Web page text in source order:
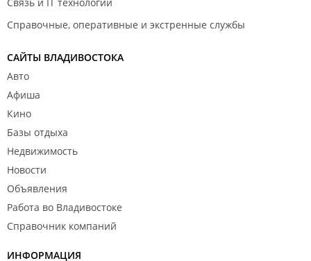
Справочные, оперативные и экстренные службы
САЙТЫ ВЛАДИВОСТОКА
Авто
Афиша
Кино
Базы отдыха
Недвижимость
Новости
Объявления
Работа во Владивостоке
Справочник компаний
ИНФОРМАЦИЯ